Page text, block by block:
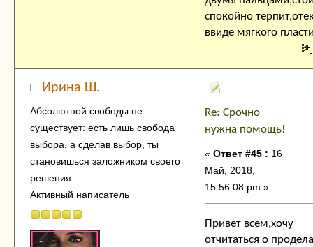
спокойно
ввиде мягкого
Ирина Ш.
Абсолютной свободы не
существует: есть лишь свобода
выбора, а сделав выбор, ты
становишься заложником своего
решения.
Активный написатель
Re: Срочно
нужна помощь!
« Ответ #45 : 16
Май, 2018,
15:56:08 pm »
Привет всем,хочу
отчитаться о